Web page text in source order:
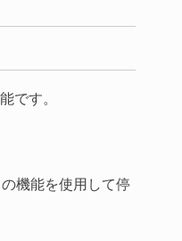
です。
機能を使用して停